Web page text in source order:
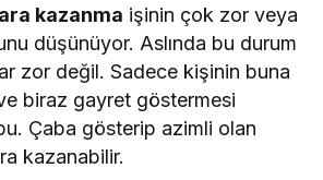
kazanma işinin çok zor veya
düşünüyor. Aslında bu durum
zor değil. Sadece kişinin buna
biraz gayret göstermesi
Çaba gösterip azimli olan
kazanabilir.